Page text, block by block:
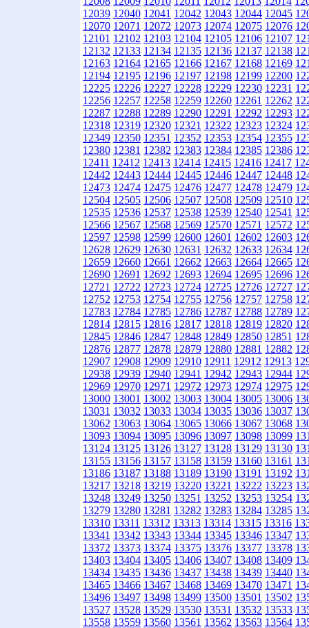
12039 12040 12041 12042 12043 12044 12045
12070 12071 12072 12073 12074 12075 12076
12101 12102 12103 12104 12105 12106 12107
12132 12133 12134 12135 12136 12137 12138
12163 12164 12165 12166 12167 12168 12169
12194 12195 12196 12197 12198 12199 12200
12225 12226 12227 12228 12229 12230 12231
12256 12257 12258 12259 12260 12261 12262
12287 12288 12289 12290 12291 12292 12293
12318 12319 12320 12321 12322 12323 12324
12349 12350 12351 12352 12353 12354 12355
12380 12381 12382 12383 12384 12385 12386
12411 12412 12413 12414 12415 12416 12417
12442 12443 12444 12445 12446 12447 12448
12473 12474 12475 12476 12477 12478 12479
12504 12505 12506 12507 12508 12509 12510
12535 12536 12537 12538 12539 12540 12541
12566 12567 12568 12569 12570 12571 12572
12597 12598 12599 12600 12601 12602 12603
12628 12629 12630 12631 12632 12633 12634
12659 12660 12661 12662 12663 12664 12665
12690 12691 12692 12693 12694 12695 12696
12721 12722 12723 12724 12725 12726 12727
12752 12753 12754 12755 12756 12757 12758
12783 12784 12785 12786 12787 12788 12789
12814 12815 12816 12817 12818 12819 12820
12845 12846 12847 12848 12849 12850 12851
12876 12877 12878 12879 12880 12881 12882
12907 12908 12909 12910 12911 12912 12913
12938 12939 12940 12941 12942 12943 12944
12969 12970 12971 12972 12973 12974 12975
13000 13001 13002 13003 13004 13005 13006
13031 13032 13033 13034 13035 13036 13037
13062 13063 13064 13065 13066 13067 13068
13093 13094 13095 13096 13097 13098 13099
13124 13125 13126 13127 13128 13129 13130
13155 13156 13157 13158 13159 13160 13161
13186 13187 13188 13189 13190 13191 13192
13217 13218 13219 13220 13221 13222 13223
13248 13249 13250 13251 13252 13253 13254
13279 13280 13281 13282 13283 13284 13285
13310 13311 13312 13313 13314 13315 13316
13341 13342 13343 13344 13345 13346 13347
13372 13373 13374 13375 13376 13377 13378
13403 13404 13405 13406 13407 13408 13409
13434 13435 13436 13437 13438 13439 13440
13465 13466 13467 13468 13469 13470 13471
13496 13497 13498 13499 13500 13501 13502
13527 13528 13529 13530 13531 13532 13533
13558 13559 13560 13561 13562 13563 13564